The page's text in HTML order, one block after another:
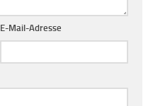
E-Mail-Adresse